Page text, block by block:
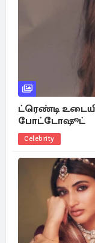
ட்ரெண்டி
போட்டோஷூட்
Celebrity